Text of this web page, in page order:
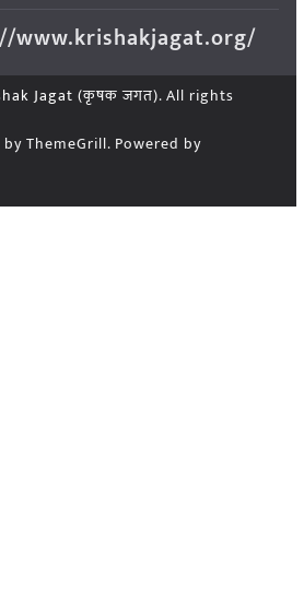
www.krishakjagat.org/
Jagat (कृषक जगत). All rights
by ThemeGrill. Powered by